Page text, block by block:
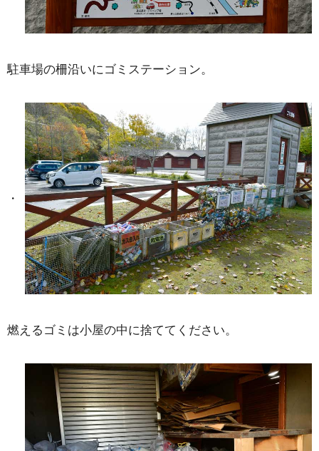
駐車場の柵沿いにゴミステーション。
燃えるゴミは小屋の中に捨ててください。